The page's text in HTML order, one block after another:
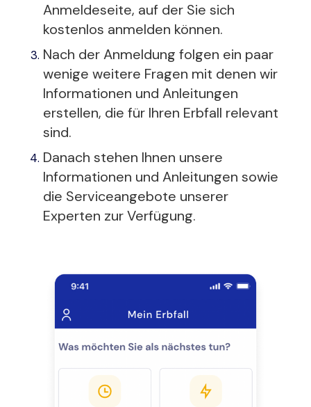
Anmeldeseite, auf der Sie sich
kostenlos anmelden können.
Nach der Anmeldung folgen ein paar
wenige weitere Fragen mit denen wir
Informationen und Anleitungen
erstellen, die für Ihren Erbfall relevant
sind.
Danach stehen Ihnen unsere
Informationen und Anleitungen sowie
die Serviceangebote unserer
Experten zur Verfügung.